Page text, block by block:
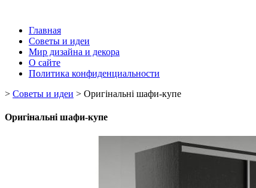
Главная
Советы и идеи
Мир дизайна и декора
О сайте
Политика конфиденциальности
> Советы и идеи > Оригінальні шафи-купе
Оригінальні шафи-купе